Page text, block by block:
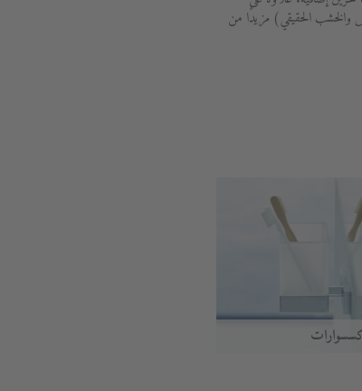
والخشب الحقيقي) مزيدًا من